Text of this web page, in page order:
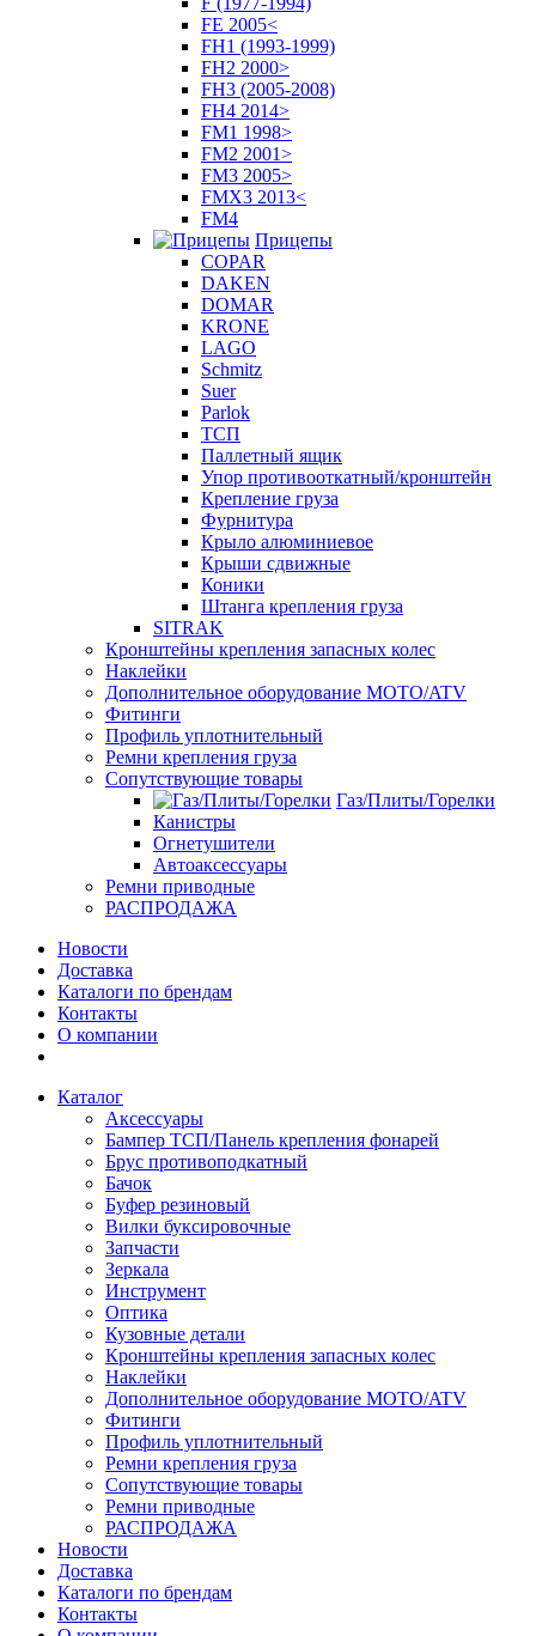
FE 2005<
FH1 (1993-1999)
FH2 2000>
FH3 (2005-2008)
FH4 2014>
FM1 1998>
FM2 2001>
FM3 2005>
FMX3 2013<
FM4
Прицепы
COPAR
DAKEN
DOMAR
KRONE
LAGO
Schmitz
Suer
Parlok
ТСП
Паллетный ящик
Упор противооткатный/кронштейн
Крепление груза
Фурнитура
Крыло алюминиевое
Крыши сдвижные
Коники
Штанга крепления груза
SITRAK
Кронштейны крепления запасных колес
Наклейки
Дополнительное оборудование MOTO/ATV
Фитинги
Профиль уплотнительный
Ремни крепления груза
Сопутствующие товары
Газ/Плиты/Горелки
Канистры
Огнетушители
Автоаксессуары
Ремни приводные
РАСПРОДАЖА
Новости
Доставка
Каталоги по брендам
Контакты
О компании
Каталог
Аксессуары
Бампер ТСП/Панель крепления фонарей
Брус противоподкатный
Бачок
Буфер резиновый
Вилки буксировочные
Запчасти
Зеркала
Инструмент
Оптика
Кузовные детали
Кронштейны крепления запасных колес
Наклейки
Дополнительное оборудование MOTO/ATV
Фитинги
Профиль уплотнительный
Ремни крепления груза
Сопутствующие товары
Ремни приводные
РАСПРОДАЖА
Новости
Доставка
Каталоги по брендам
Контакты